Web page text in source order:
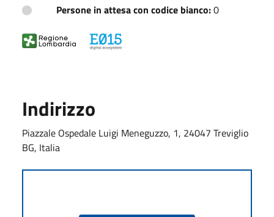
Persone in attesa con codice bianco:0
Indirizzo
Piazzale Ospedale Luigi Meneguzzo, 1, 24047 Treviglio
BG, Italia